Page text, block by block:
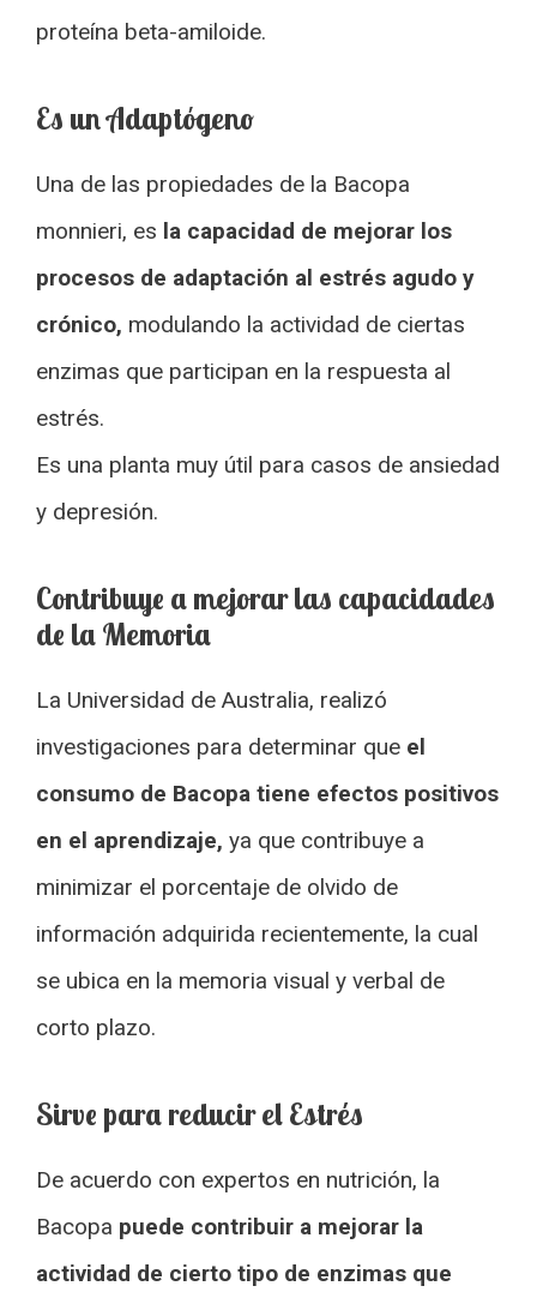
proteína beta-amiloide.
Es un Adaptógeno
Una de las propiedades de la Bacopa
monnieri, es la capacidad de mejorar los
procesos de adaptación al estrés agudo y
crónico, modulando la actividad de ciertas
enzimas que participan en la respuesta al
estrés.
Es una planta muy útil para casos de ansiedad
y depresión.
Contribuye a mejorar las capacidades
de la Memoria
La Universidad de Australia, realizó
investigaciones para determinar que el
consumo de Bacopa tiene efectos positivos
en el aprendizaje, ya que contribuye a
minimizar el porcentaje de olvido de
información adquirida recientemente, la cual
se ubica en la memoria visual y verbal de
corto plazo.
Sirve para reducir el Estrés
De acuerdo con expertos en nutrición, la
Bacopa puede contribuir a mejorar la
actividad de cierto tipo de enzimas que